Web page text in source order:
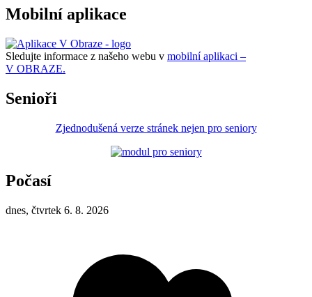
Mobilní aplikace
Sledujte informace z našeho webu v mobilní aplikaci –
V OBRAZE.
Senioři
Zjednodušená verze stránek nejen pro seniory
Počasí
dnes, čtvrtek 6. 8. 2026